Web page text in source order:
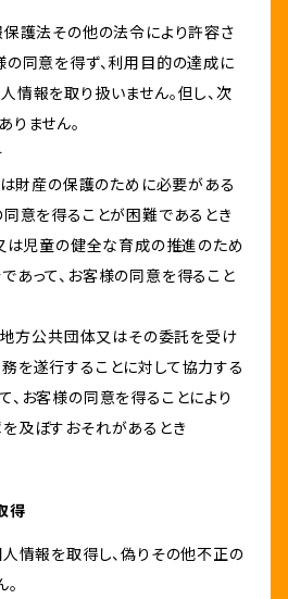
保護法その他の法令により許容さ
の同意を得ず、利用目的の達成に
情報を取り扱いません。但し、次
りません。
は財産の保護のために必要がある
同意を得ることが困難であるとき
は児童の健全な育成の推進のため
あって、お客様の同意を得ること
地方公共団体又はその委託を受け
を遂行することに対して協力する
、お客様の同意を得ることにより
及ぼすおそれがあるとき
得
人情報を取得し、偽りその他不正の